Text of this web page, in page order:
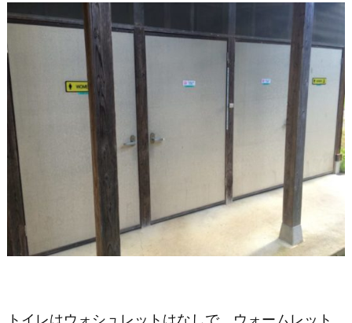
トイレはウォシュレットはなしで、ウォームレット